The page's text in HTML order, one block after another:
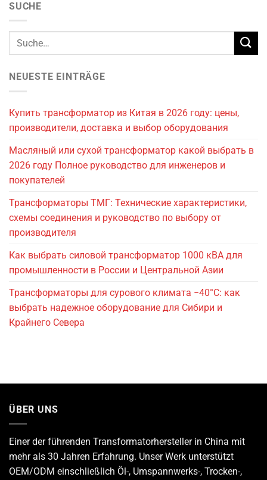
SUCHE
NEUESTE EINTRÄGE
Купить трансформатор из Китая в 2026 году: цены,
производители, доставка и выбор оборудования
Масляный или сухой трансформатор какой выбрать в
2026 году Полное руководство для инженеров и
покупателей
Трансформаторы ТМГ: Технические характеристики,
схемы соединения и руководство по выбору от
производителя
Как выбрать силовой трансформатор 1000 кВА для
промышленности в России и Центральной Азии
Трансформаторы для сурового климата −40°C: как
выбрать надежное оборудование для Сибири и
Крайнего Севера
ÜBER UNS
Einer der führenden Transformatorherstellerin China mit
mehr als 30 Jahren Erfahrung. Unser Werk unterstützt
OEM/ODM einschließlich Öl-, Umspannwerks-, Trocken-,